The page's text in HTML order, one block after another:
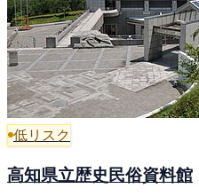
低リスク
高知県立歴史民俗資料館